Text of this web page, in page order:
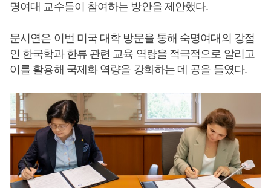
명여대 교수들이 참여하는 방안을 제안했다.
문시연은 이번 미국 대학 방문을 통해 숙명여대의 강점
인 한국학과 한류 관련 교육 역량을 적극적으로 알리고
이를 활용해 국제화 역량을 강화하는 데 공을 들였다.